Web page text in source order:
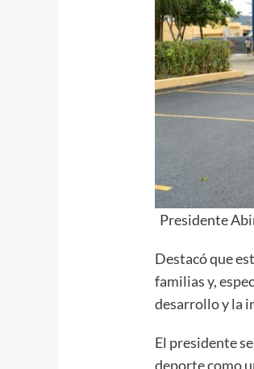
Presidente
Destacó que
familias y,
desarrollo y la
El presidente
deporte como